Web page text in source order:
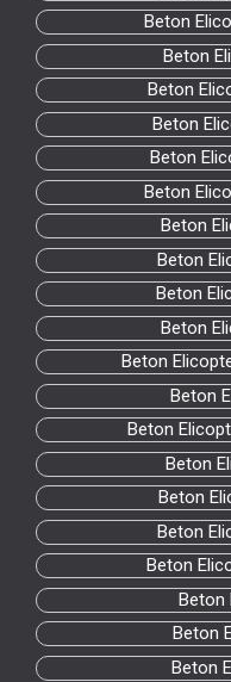
Beton
Beton
Beton
Beton
Beton
Beton
Beton
Beton
Beton
Beton
Beton
Beton
Beton
Beton
Beton
Beton
Beton
Beton
Beton
Beton